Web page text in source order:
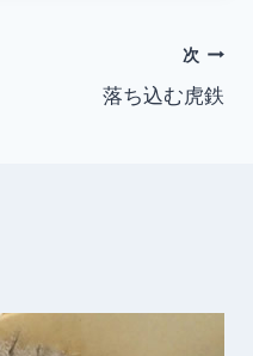
次
落ち込む虎鉄